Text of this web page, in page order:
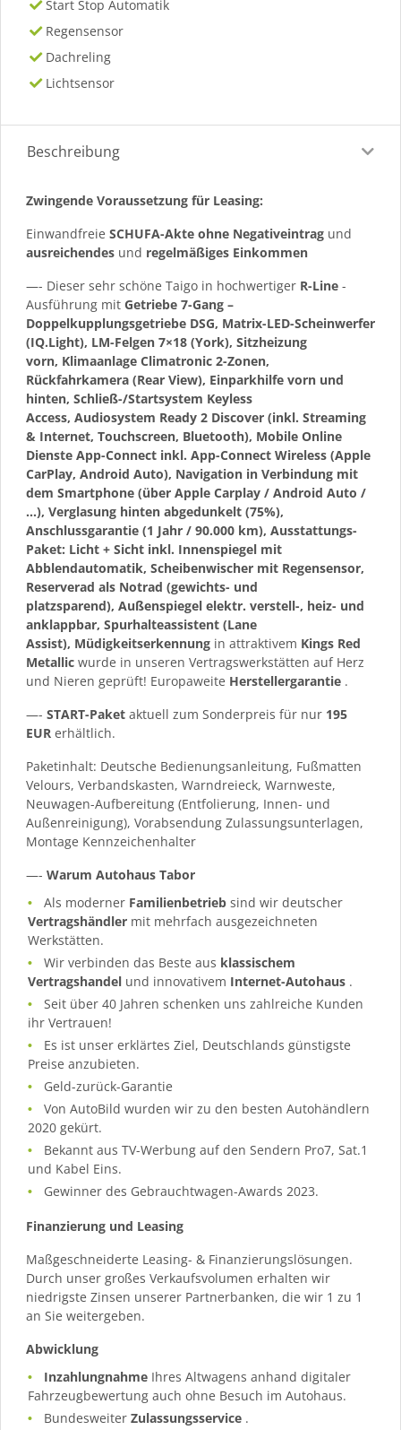
Start Stop Automatik
Regensensor
Dachreling
Lichtsensor
Beschreibung
Zwingende Voraussetzung für Leasing:
Einwandfreie SCHUFA-Akte ohne Negativeintrag und
ausreichendes und regelmäßiges Einkommen
—- Dieser sehr schöne Taigo in hochwertiger R-Line -
Ausführung mit Getriebe 7-Gang –
Doppelkupplungsgetriebe DSG, Matrix-LED-Scheinwerfer
(IQ.Light), LM-Felgen 7×18 (York), Sitzheizung
vorn, Klimaanlage Climatronic 2-Zonen,
Rückfahrkamera (Rear View), Einparkhilfe vorn und
hinten, Schließ-/Startsystem Keyless
Access, Audiosystem Ready 2 Discover (inkl. Streaming
& Internet, Touchscreen, Bluetooth), Mobile Online
Dienste App-Connect inkl. App-Connect Wireless (Apple
CarPlay, Android Auto), Navigation in Verbindung mit
dem Smartphone (über Apple Carplay / Android Auto /
…), Verglasung hinten abgedunkelt (75%),
Anschlussgarantie (1 Jahr / 90.000 km), Ausstattungs-
Paket: Licht + Sicht inkl. Innenspiegel mit
Abblendautomatik, Scheibenwischer mit Regensensor,
Reserverad als Notrad (gewichts- und
platzsparend), Außenspiegel elektr. verstell-, heiz- und
anklappbar, Spurhalteassistent (Lane
Assist), Müdigkeitserkennung in attraktivem Kings Red
Metallic wurde in unseren Vertragswerkstätten auf Herz
und Nieren geprüft! Europaweite Herstellergarantie .
—- START-Paket aktuell zum Sonderpreis für nur 195
EUR erhältlich.
Paketinhalt: Deutsche Bedienungsanleitung, Fußmatten
Velours, Verbandskasten, Warndreieck, Warnweste,
Neuwagen-Aufbereitung (Entfolierung, Innen- und
Außenreinigung), Vorabsendung Zulassungsunterlagen,
Montage Kennzeichenhalter
—- Warum Autohaus Tabor
Als moderner Familienbetrieb sind wir deutscher
Vertragshändler mit mehrfach ausgezeichneten
Werkstätten.
Wir verbinden das Beste aus klassischem
Vertragshandel und innovativem Internet-Autohaus .
Seit über 40 Jahren schenken uns zahlreiche Kunden
ihr Vertrauen!
Es ist unser erklärtes Ziel, Deutschlands günstigste
Preise anzubieten.
Geld-zurück-Garantie
Von AutoBild wurden wir zu den besten Autohändlern
2020 gekürt.
Bekannt aus TV-Werbung auf den Sendern Pro7, Sat.1
und Kabel Eins.
Gewinner des Gebrauchtwagen-Awards 2023.
Finanzierung und Leasing
Maßgeschneiderte Leasing- & Finanzierungslösungen.
Durch unser großes Verkaufsvolumen erhalten wir
niedrigste Zinsen unserer Partnerbanken, die wir 1 zu 1
an Sie weitergeben.
Abwicklung
Inzahlungnahme Ihres Altwagens anhand digitaler
Fahrzeugbewertung auch ohne Besuch im Autohaus.
BundesweiterZulassungsservice .